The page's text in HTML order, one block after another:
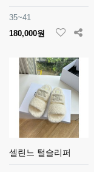
35~41
180,000원
셀린느 털슬리퍼